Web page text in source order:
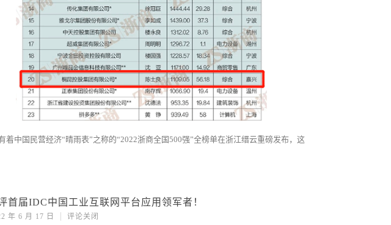
着中国民营经济“晴雨表”之称的“2022浙商全国500强”全榜单在浙江缙云重磅发布，这
首届IDC中国工业互联网平台应用领军者！
年 6 月 17 日 评论关闭